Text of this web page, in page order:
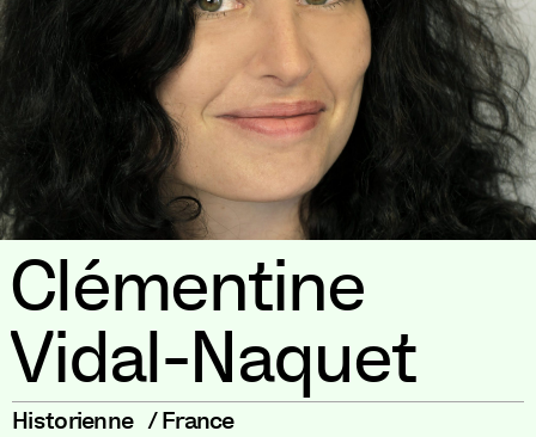
Clémentine
Vidal-Naquet
Historienne /France